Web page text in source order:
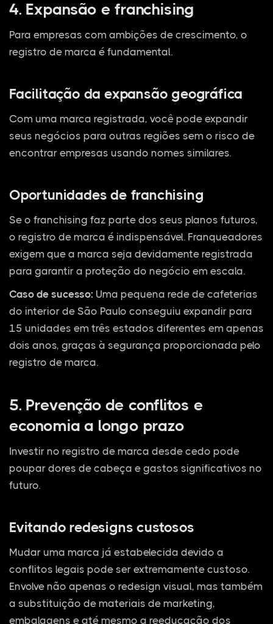
4. Expansão e franchising
Para empresas com ambições de crescimento, o
registro de marca é fundamental.
Facilitação da expansão geográfica
Com uma marca registrada, você pode expandir
seus negócios para outras regiões sem o risco de
encontrar empresas usando nomes similares.
Oportunidades de franchising
Se o franchising faz parte dos seus planos futuros,
o registro de marca é indispensável. Franqueadores
exigem que a marca seja devidamente registrada
para garantir a proteção do negócio em escala.
Caso de sucesso: Uma pequena rede de cafeterias
do interior de São Paulo conseguiu expandir para
15 unidades em três estados diferentes em apenas
dois anos, graças à segurança proporcionada pelo
registro de marca.
5. Prevenção de conflitos e
economia a longo prazo
Investir no registro de marca desde cedo pode
poupar dores de cabeça e gastos significativos no
futuro.
Evitando redesigns custosos
Mudar uma marca já estabelecida devido a
conflitos legais pode ser extremamente custoso.
Envolve não apenas o redesign visual, mas também
a substituição de materiais de marketing,
embalagens e até mesmo a reeducação dos